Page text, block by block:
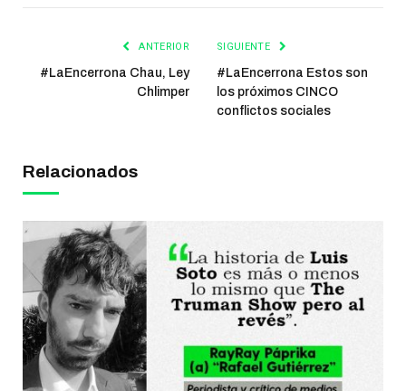
ANTERIOR
#LaEncerrona Chau, Ley
Chlimper
SIGUIENTE
#LaEncerrona Estos son
los próximos CINCO
conflictos sociales
Relacionados